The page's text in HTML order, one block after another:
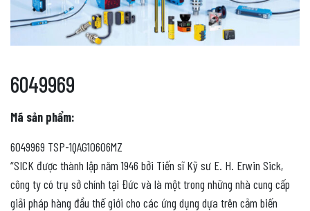
6049969
Mã sản phẩm:
6049969 TSP-1QAG10606MZ
“SICK được thành lập năm 1946 bởi Tiến sĩ Kỹ sư E. H. Erwin Sick,
công ty có trụ sở chính tại Đức và là một trong những nhà cung cấp
giải pháp hàng đầu thế giới cho các ứng dụng dựa trên cảm biến